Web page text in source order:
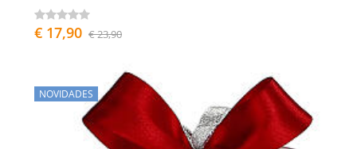
€ 17,90 € 23,90
NOVIDADES